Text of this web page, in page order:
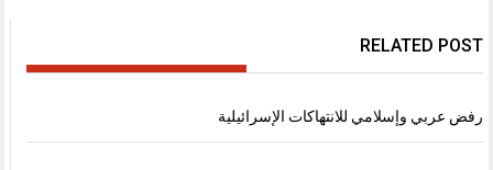
RELATED POST
رفض عربي وإسلامي للانتهاكات الإسرائيلية